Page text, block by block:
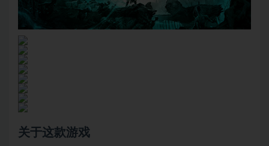
关于这款游戏